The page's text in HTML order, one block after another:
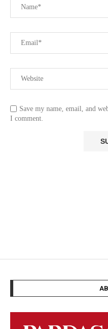
Save my name, email, and
I comment.